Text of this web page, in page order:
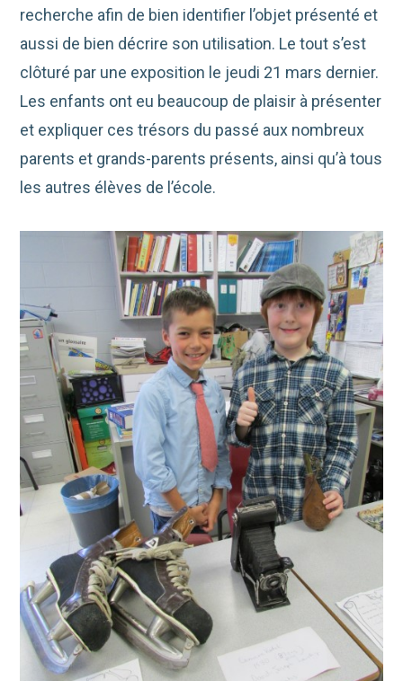
recherche afin de bien identifier l’objet présenté et
aussi de bien décrire son utilisation. Le tout s’est
clôturé par une exposition le jeudi 21 mars dernier.
Les enfants ont eu beaucoup de plaisir à présenter
et expliquer ces trésors du passé aux nombreux
parents et grands-parents présents, ainsi qu’à tous
les autres élèves de l’école.